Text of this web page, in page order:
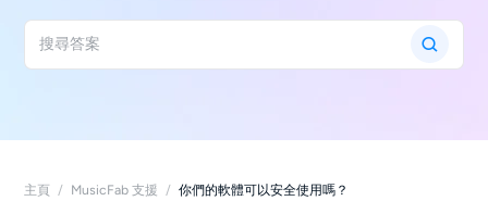
主頁 / MusicFab 支援 / 你們的軟體可以安全使用嗎？